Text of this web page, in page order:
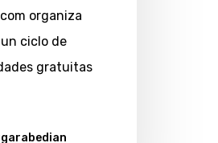
organiza
ciclo de
gratuitas